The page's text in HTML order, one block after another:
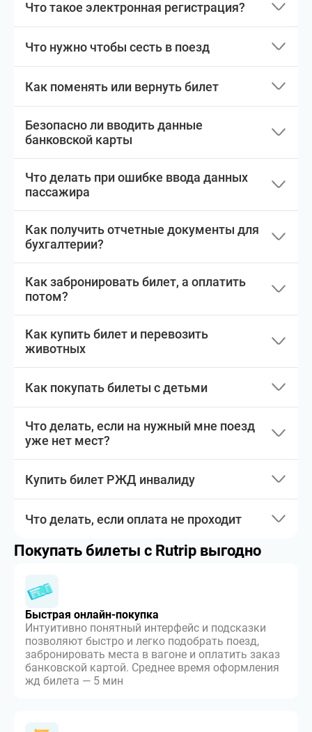
Что такое электронная регистрация?
Что нужно чтобы сесть в поезд
Как поменять или вернуть билет
Безопасно ли вводить данные
банковской карты
Что делать при ошибке ввода данных
пассажира
Как получить отчетные документы для
бухгалтерии?
Как забронировать билет, а оплатить
потом?
Как купить билет и перевозить
животных
Как покупать билеты с детьми
Что делать, если на нужный мне поезд
уже нет мест?
Купить билет РЖД инвалиду
Что делать, если оплата не проходит
Покупать билеты с Rutrip выгодно
Быстрая онлайн-покупка
Интуитивно понятный интерфейс и подсказки
позволяют быстро и легко подобрать поезд,
забронировать места в вагоне и оплатить заказ
банковской картой. Среднее время оформления
жд билета — 5 мин